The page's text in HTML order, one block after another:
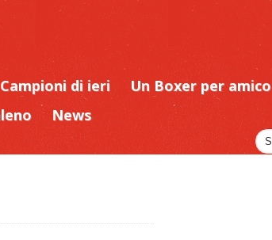
Campioni di ieri Un Boxer per amico
News